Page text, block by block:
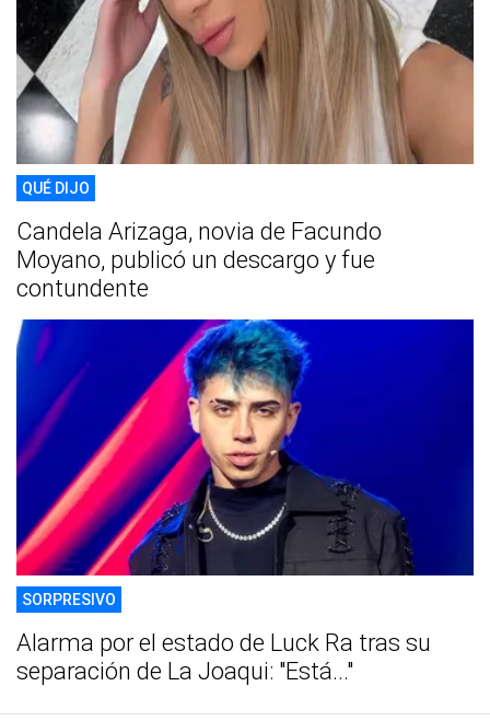
QUÉ DIJO
Candela Arizaga, novia de Facundo
Moyano, publicó un descargo y fue
contundente
SORPRESIVO
Alarma por el estado de Luck Ra tras su
separación de La Joaqui: "Está..."